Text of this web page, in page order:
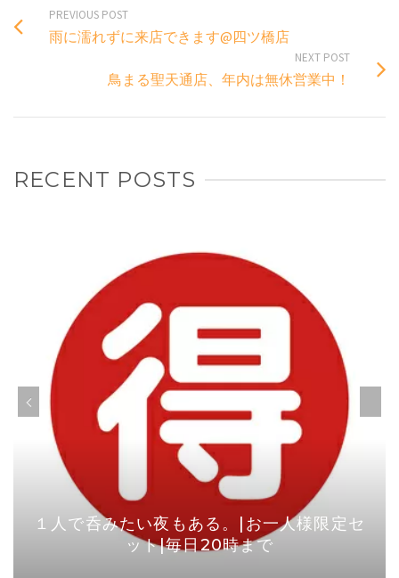
PREVIOUS POST
雨に濡れずに来店できます@四ツ橋店
NEXT POST
鳥まる聖天通店、年内は無休営業中！
RECENT POSTS
１人で呑みたい夜もある。|お一人様限定セ
ット|毎日20時まで